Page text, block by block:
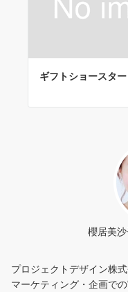
ギフトショースター
櫻居美
プロジェクトデザイン株
マーケティング・企画で